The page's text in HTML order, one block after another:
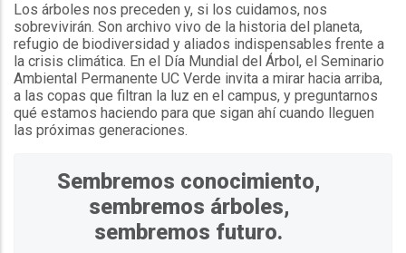
Los árboles nos preceden y, si los cuidamos, nos
sobrevivirán. Son archivo vivo de la historia del planeta,
refugio de biodiversidad y aliados indispensables frente a
la crisis climática. En el Día Mundial del Árbol, el Seminario
Ambiental Permanente UC Verde invita a mirar hacia arriba,
a las copas que filtran la luz en el campus, y preguntarnos
qué estamos haciendo para que sigan ahí cuando lleguen
las próximas generaciones.
Sembremos conocimiento,
sembremos árboles,
sembremos futuro.